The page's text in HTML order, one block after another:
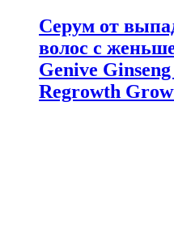
Серум от
волос с
Genive
Regrowth